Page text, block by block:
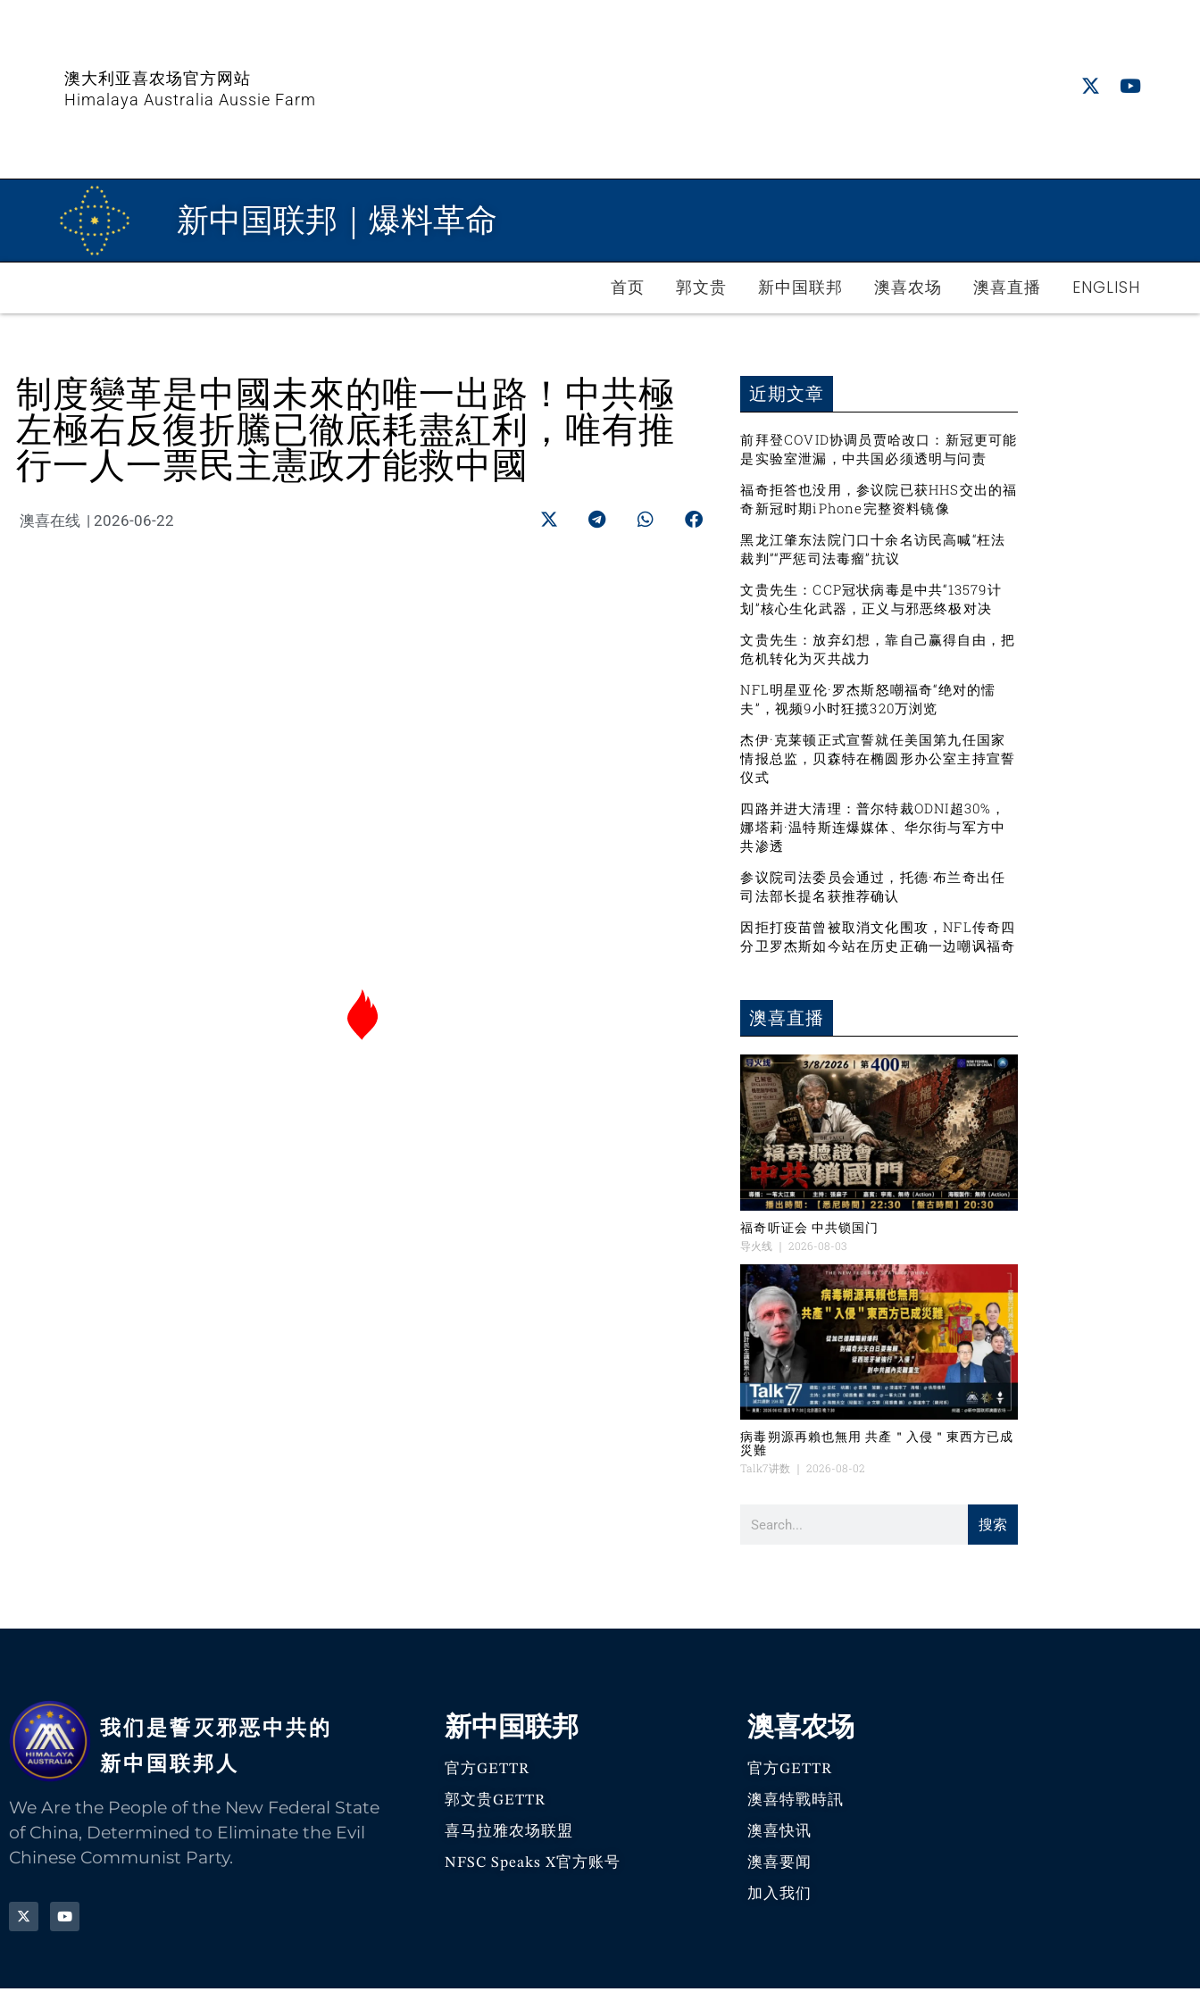
澳大利亚喜农场官方网站
Himalaya Australia Aussie Farm
新中国联邦｜爆料革命
首页 郭文贵 新中国联邦 澳喜农场 澳喜直播 ENGLISH
制度變革是中國未來的唯一出路！中共極
左極右反復折騰已徹底耗盡紅利，唯有推
行一人一票民主憲政才能救中國
澳喜在线 | 2026-06-22
近期文章
前拜登COVID协调员贾哈改口：新冠更可能
是实验室泄漏，中共国必须透明与问责
福奇拒答也没用，参议院已获HHS交出的福
奇新冠时期iPhone完整资料镜像
黑龙江肇东法院门口十余名访民高喊“枉法
裁判”“严惩司法毒瘤”抗议
文贵先生：CCP冠状病毒是中共“13579计
划”核心生化武器，正义与邪恶终极对决
文贵先生：放弃幻想，靠自己赢得自由，把
危机转化为灭共战力
NFL明星亚伦·罗杰斯怒嘲福奇“绝对的懦
夫”，视频9小时狂揽320万浏览
杰伊·克莱顿正式宣誓就任美国第九任国家
情报总监，贝森特在椭圆形办公室主持宣誓
仪式
四路并进大清理：普尔特裁ODNI超30%，
娜塔莉·温特斯连爆媒体、华尔街与军方中
共渗透
参议院司法委员会通过，托德·布兰奇出任
司法部长提名获推荐确认
因拒打疫苗曾被取消文化围攻，NFL传奇四
分卫罗杰斯如今站在历史正确一边嘲讽福奇
澳喜直播
福奇听证会 中共锁国门
导火线
2026-08-03
病毒朔源再賴也無用 共產＂入侵＂東西方已成
災難
Talk7讲数
2026-08-02
搜索
我们是誓灭邪恶中共的
新中国联邦人​
We Are the People of the New Federal State
of China, Determined to Eliminate the Evil
Chinese Communist Party.
新中国联邦
官方GETTR
郭文贵GETTR
喜马拉雅农场联盟
NFSC Speaks X官方账号
澳喜农场
官方GETTR
澳喜特戰時訊
澳喜快讯
澳喜要闻
加入我们